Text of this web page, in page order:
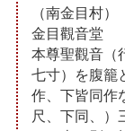
（南金目村）
金目觀音堂
本尊聖觀音（
七寸）を腹籠
作、下皆同作
尺、下同、）